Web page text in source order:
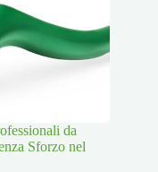
da
Sforzo nel